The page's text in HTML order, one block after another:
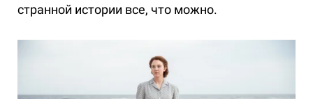
странной истории все, что можно.